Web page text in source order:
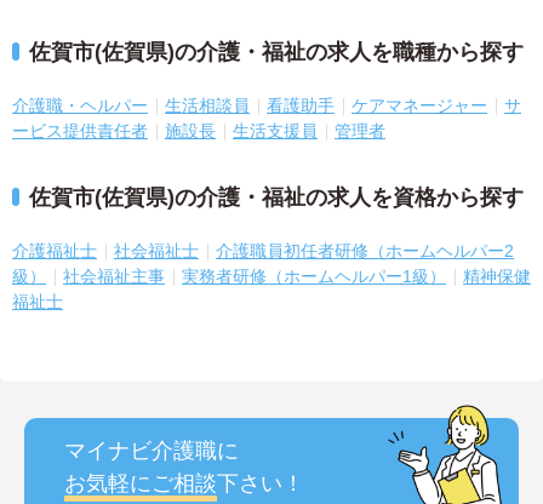
佐賀市(佐賀県)の介護・福祉の求人を職種から探す
介護職・ヘルパー 生活相談員 看護助手 ケアマネージャー
サ
ービス提供責任者
施設長 生活支援員 管理者
佐賀市(佐賀県)の介護・福祉の求人を資格から探す
介護福祉士 社会福祉士
介護職員初任者研修（ホームヘルパー2
級）
社会福祉主事 実務者研修（ホームヘルパー1級）
精神保健
福祉士
マイナビ介護職に
お気軽にご相談下さい！